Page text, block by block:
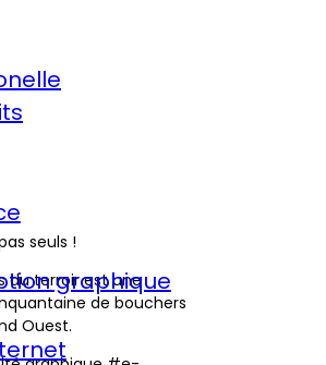
graphique
seuls !
du terroir est une
de bouchers
Ouest.